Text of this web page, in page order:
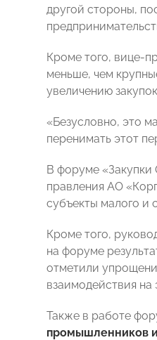
другой стороны,
Кроме того, вице-
меньше, чем
увеличению
«Безусловно, это
перенимать этот
В форуме «Закупки
правления АО
субъекты малого и
Кроме того,
на форуме
отметили
взаимодействия на
Также в работе
промышленников